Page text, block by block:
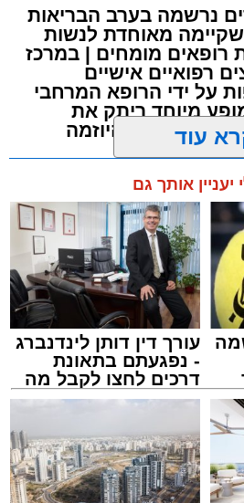
נרשמה בערב הבריאות
מאוחדת לנשות
מומחים | במרכז
רפואיים אישיים
על ידי הרופא המרחבי
מיוחד ריתק את
על היוזמה
מאוחדת
עוד
יעניין אותך גם
עורך דין דותן לינדנברג
- נפגעתם בתאונת
דרכים לחצו לקבל מה
שמגיע לכם